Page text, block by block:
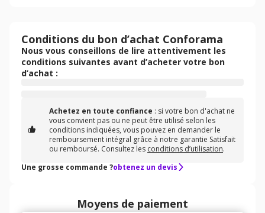
Conditions du bon d’achat Conforama
Nous vous conseillons de lire attentivement les
conditions suivantes avant d’acheter votre bon
d’achat :
Achetez en toute confiance : si votre bon d'achat ne
vous convient pas ou ne peut être utilisé selon les
conditions indiquées, vous pouvez en demander le
remboursement intégral grâce à notre garantie Satisfait
ou remboursé. Consultez les conditions d’utilisation.
Une grosse commande ?obtenez un devis
Moyens de paiement